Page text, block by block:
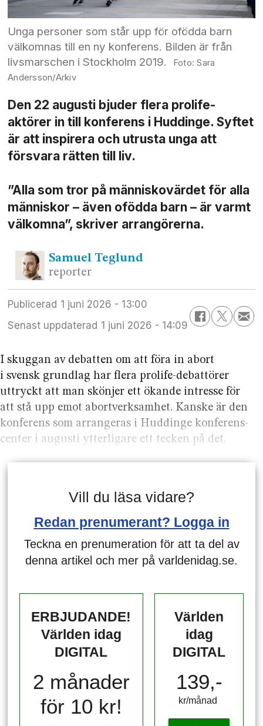
Unga personer som står upp för ofödda barn
välkomnas till en ny konferens. Bilden är från
livsmarschen i Stockholm 2019.
Sara
Andersson/Arkiv
Den 22 augusti bjuder flera prolife-
aktörer in till konferens i Huddinge. Syftet
är att inspirera och utrusta unga att
försvara rätten till liv.
”Alla som tror på människo­värdet för alla
människor – även ofödda barn – är varmt
välkomna”, skriver arrangörerna.
Samuel Teglund
reporter
Publicerad
1 juni 2026 - 13:00
Senast uppdaterad
1 juni 2026 - 14:09
I skuggan av debatten om att föra in abort
i svensk grundlag har flera prolife-debattörer
uttryckt att man skönjer ett ökande intresse för
att stå upp emot abort­verksamhet. Kanske är den
konferens som arrangeras i Huddinge konferens­
center i augusti ytterligare ett tecken på det.
Vill du läsa vidare?
Redan prenumerant? Logga in
Teckna en prenumeration för att ta del av
denna artikel och mer på varldenidag.se.
ERBJUDANDE!
Världen idag
DIGITAL
2 månader
för 10 kr!
Världen
idag
DIGITAL
139,-
kr/månad ​​​​​​